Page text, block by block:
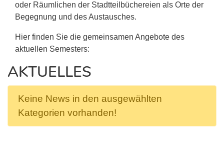
oder Räumlichen der Stadtteilbüchereien als Orte der
Begegnung und des Austausches.
Hier finden Sie die gemeinsamen Angebote des
aktuellen Semesters:
AKTUELLES
Keine News in den ausgewählten
Kategorien vorhanden!